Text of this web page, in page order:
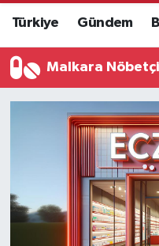
Türkiye Gündem
Malkara
Süper Lig Puan
Tüm Manşetler
Son Dakika
Haber Arşivi